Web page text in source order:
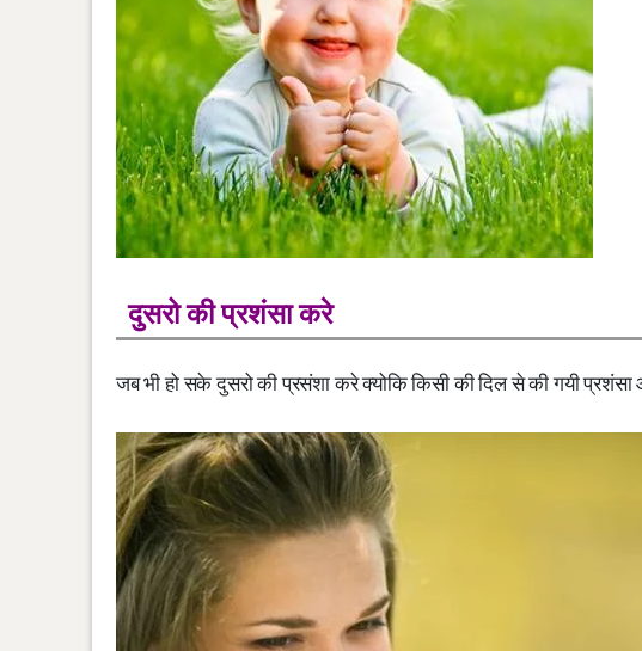
दुसरो की प्रशंसा करे
जब भी हो सके दुसरो की प्रसंशा करे क्योकि किसी की दिल से की गयी